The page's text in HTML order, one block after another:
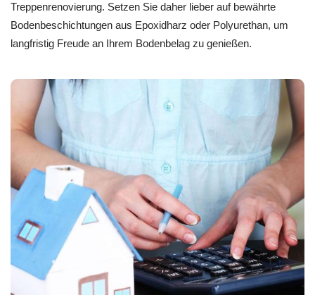
Treppenrenovierung. Setzen Sie daher lieber auf bewährte
Bodenbeschichtungen aus Epoxidharz oder Polyurethan, um
langfristig Freude an Ihrem Bodenbelag zu genießen.